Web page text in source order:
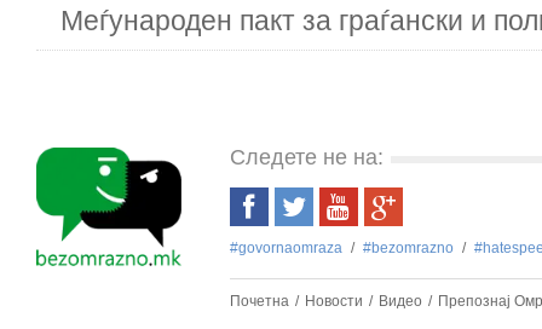
Меѓународен пакт за граѓански и
Следете не на:
#govornaomraza #bezоmrazno
Почетна Новости Видео Препознај